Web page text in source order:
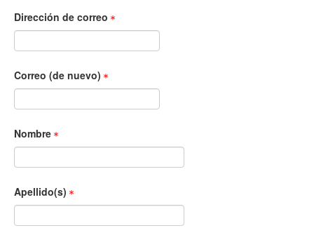
Dirección de correo
Correo (de nuevo)
Nombre
Apellido(s)